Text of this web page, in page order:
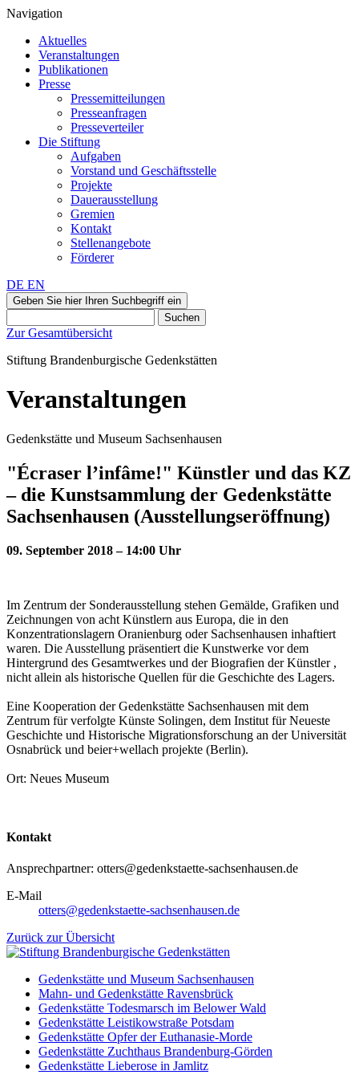
Navigation
Aktuelles
Veranstaltungen
Publikationen
Presse
Pressemitteilungen
Presseanfragen
Presseverteiler
Die Stiftung
Aufgaben
Vorstand und Geschäftsstelle
Projekte
Dauerausstellung
Gremien
Kontakt
Stellenangebote
Förderer
DE EN
Geben Sie hier Ihren Suchbegriff ein
Suchen
Zur Gesamtübersicht
Stiftung Brandenburgische Gedenkstätten
Veranstaltungen
Gedenkstätte und Museum Sachsenhausen
"Écraser l’infâme!" Künstler und das KZ
– die Kunstsammlung der Gedenkstätte
Sachsenhausen (Ausstellungseröffnung)
09. September 2018 – 14:00 Uhr
Im Zentrum der Sonderausstellung stehen Gemälde, Grafiken und
Zeichnungen von acht Künstlern aus Europa, die in den
Konzentrationslagern Oranienburg oder Sachsenhausen inhaftiert
waren. Die Ausstellung präsentiert die Kunstwerke vor dem
Hintergrund des Gesamtwerkes und der Biografien der Künstler ,
nicht allein als historische Quellen für die Geschichte des Lagers.
Eine Kooperation der Gedenkstätte Sachsenhausen mit dem
Zentrum für verfolgte Künste Solingen, dem Institut für Neueste
Geschichte und Historische Migrationsforschung an der Universität
Osnabrück und beier+wellach projekte (Berlin).
Ort: Neues Museum
Kontakt
Ansprechpartner: otters@gedenkstaette-sachsenhausen.de
E-Mail
otters@gedenkstaette-sachsenhausen.de
Zurück zur Übersicht
Gedenkstätte und Museum Sachsenhausen
Mahn- und Gedenkstätte Ravensbrück
Gedenkstätte Todesmarsch im Belower Wald
Gedenkstätte Leistikowstraße Potsdam
Gedenkstätte Opfer der Euthanasie-Morde
Gedenkstätte Zuchthaus Brandenburg-Görden
Gedenkstätte Lieberose in Jamlitz